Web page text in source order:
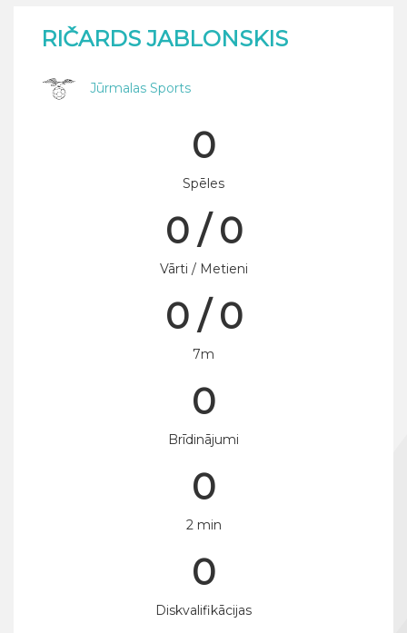
RIČARDS JABLONSKIS
Jūrmalas Sports
0
Spēles
0 / 0
Vārti / Metieni
0 / 0
7m
0
Brīdinājumi
0
2 min
0
Diskvalifikācijas